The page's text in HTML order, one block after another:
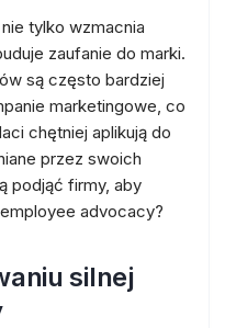
tylko wzmacnia
zaufanie do marki.
są często bardziej
marketingowe, co
chętniej aplikują do
przez swoich
podjąć firmy, aby
advocacy?
silnej